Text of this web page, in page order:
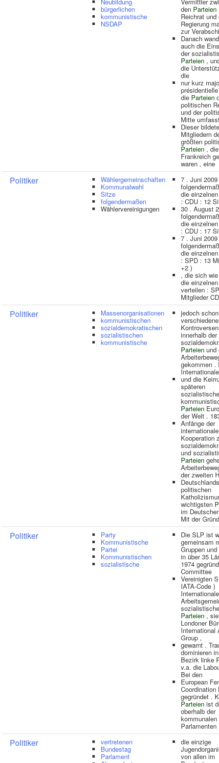
bürgerlichen
kommunistische
NSDAP
den Parteien
Reichrat und
Regierung
zur
Danach
auch die
der
Parteien ,
die
die
nur kurz
die Parteien
politischen
und der
Mitte
Dieser
Mitgliedern
größten
Parteien,
Frankreich
waren , eine
Politiker Wählergemeinschaften
Kommunalwahl
Sitze
folgendermaßen
Wählervereinigungen
7 . Juni 2009
die
: CDU : 12
30 . August
die
: CDU : 17
7 . Juni 2009
die
: SPD : 13
+2 )
, die sich
die
verteilen :
Mitglieder
Politiker Massenorganisationen
kommunistischen
sozialdemokratischen
sozialistischen
kommunistische
jedoch
Kontroversen
innerhalb der
Parteien und
gekommen .
Internationale
und die
späteren
Parteien
der Welt .
Anfänge der
Kooperation
und
Parteien
der zweiten
politischen
wichtigsten
im
Mit der
Politiker Party
Kommunistische
Partei
Kommunistischen
sozialistische
Die SLP ist
gemeinsam
Gruppen und
in über 35
1974
Committee
Vereinigten
IATA-Code )
Internationale
Parteien ,
Londoner
International
Group ,
gewarnt .
dominieren
Bezirk linke
v.a. die
Bei den
European
Coordination
gegründet .
Parteien ist
oberhalb der
Parlamenten
Politiker vertretenen
Bundestag
Parlament
die einzige
von allen im